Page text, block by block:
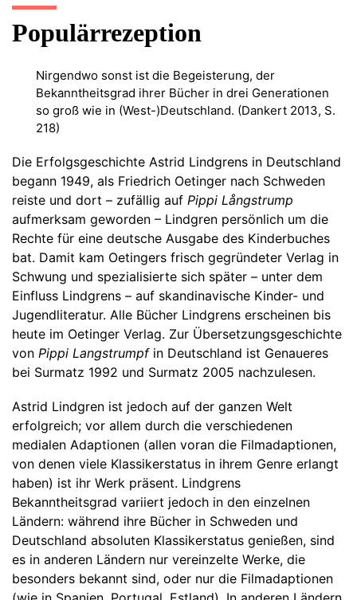
Populärrezeption
Nirgendwo sonst ist die Begeisterung, der
Bekanntheitsgrad ihrer Bücher in drei Generationen
so groß wie in (West-)Deutschland. (Dankert 2013, S.
218)
Die Erfolgsgeschichte Astrid Lindgrens in Deutschland
begann 1949, als Friedrich Oetinger nach Schweden
reiste und dort – zufällig auf Pippi Långstrump
aufmerksam geworden – Lindgren persönlich um die
Rechte für eine deutsche Ausgabe des Kinderbuches
bat. Damit kam Oetingers frisch gegründeter Verlag in
Schwung und spezialisierte sich später – unter dem
Einfluss Lindgrens – auf skandinavische Kinder- und
Jugendliteratur. Alle Bücher Lindgrens erscheinen bis
heute im Oetinger Verlag. Zur Übersetzungsgeschichte
von Pippi Langstrumpfin Deutschland ist Genaueres
bei Surmatz 1992 und Surmatz 2005 nachzulesen.
Astrid Lindgren ist jedoch auf der ganzen Welt
erfolgreich; vor allem durch die verschiedenen
medialen Adaptionen (allen voran die Filmadaptionen,
von denen viele Klassikerstatus in ihrem Genre erlangt
haben) ist ihr Werk präsent. Lindgrens
Bekanntheitsgrad variiert jedoch in den einzelnen
Ländern: während ihre Bücher in Schweden und
Deutschland absoluten Klassikerstatus genießen, sind
es in anderen Ländern nur vereinzelte Werke, die
besonders bekannt sind, oder nur die Filmadaptionen